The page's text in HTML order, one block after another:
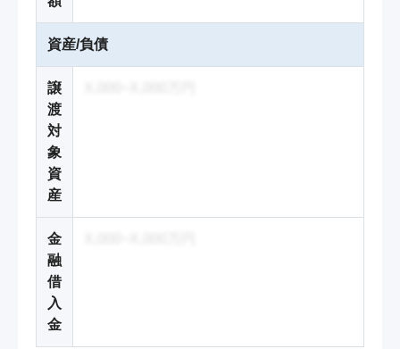
資産/負債
譲
渡
対
象
資
産
金
融
借
入
金